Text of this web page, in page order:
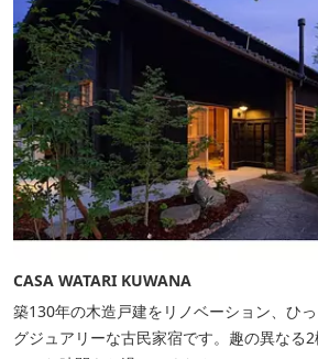
CASA WATARI KUWANA
築130年の木造戸建をリノベーション、ひ
グジュアリーな古民家宿です。趣の異なる